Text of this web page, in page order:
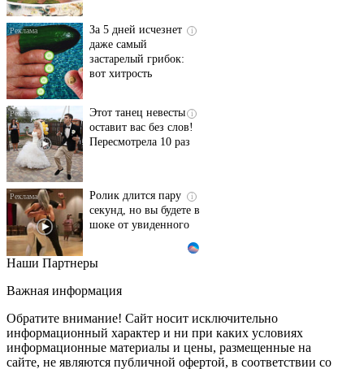
даже самый
застарелый грибок:
вот хитрость
оставит вас без слов!
Пересмотрела 10 раз
секунд, но вы будете в
шоке от увиденного
Ролик из Омска: вы
i
Ржу не переставая, это
Наши Партнеры
Важная информация
Обратите внимание! Сайт носит исключительно
информационный характер и ни при каких условиях
информационные материалы и цены, размещенные на
сайте, не являются публичной офертой, в соответствии со